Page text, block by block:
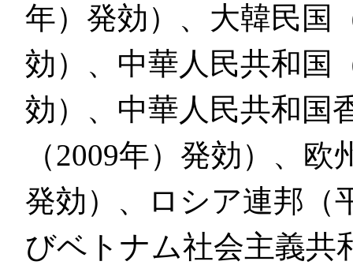
年）発効）、大韓民国
効）、中華人民共和国
効）、中華人民共和国
（2009年）発効）、
発効）、ロシア連邦（
びベトナム社会主義共